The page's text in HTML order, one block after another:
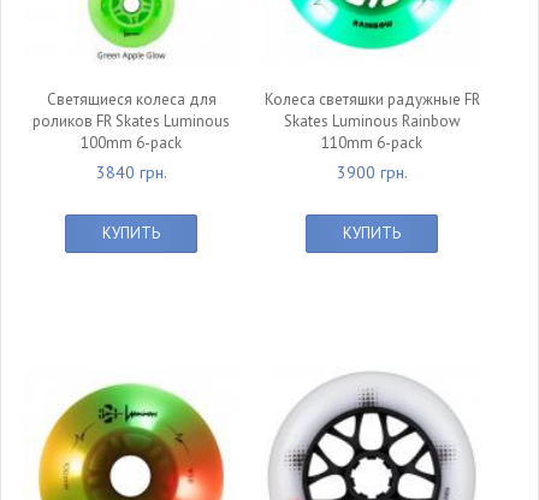
Светящиеся колеса для
роликов FR Skates Luminous
100mm 6-pack
3840 грн.
КУПИТЬ
Колеса светяшки радужные FR
Skates Luminous Rainbow
110mm 6-pack
3900 грн.
КУПИТЬ